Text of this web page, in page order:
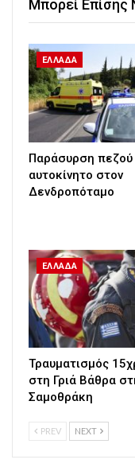
Μπορεί Επίσης
ΕΛΛΑΔΑ
Παράσυρση
αυτοκίνητο στον
Δενδροπόταμο
ΕΛΛΑΔΑ
Τραυματισμός
στη Γριά Βάθρα
Σαμοθράκη
PREV NEXT